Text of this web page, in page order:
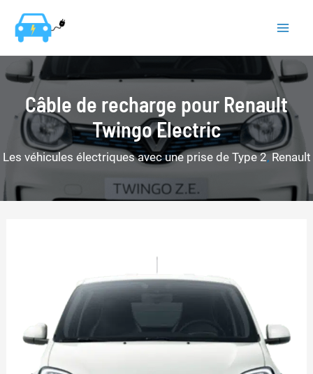
contenu
Câble de recharge pour Renault
Twingo Electric
Les véhicules électriques avec une prise de Type 2, Renault